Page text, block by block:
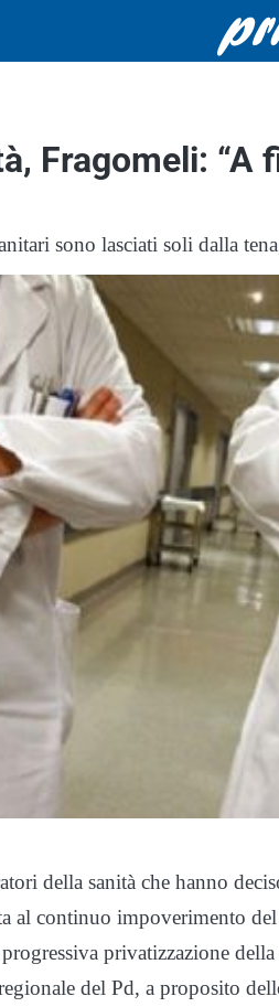
Fragomeli: “A
sono lasciati soli dalla
della sanità che hanno
al continuo impoverimento
privatizzazione
del Pd, a proposito